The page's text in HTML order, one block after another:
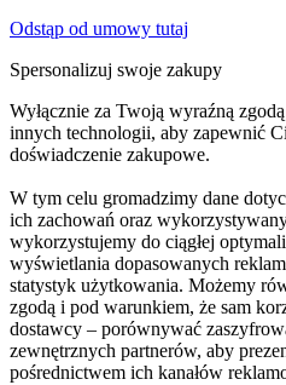
Odstąp od umowy tutaj
Spersonalizuj swoje zakupy
Wyłącznie za Twoją wyraźną
innych technologii, aby zapewnić
doświadczenie zakupowe.
W tym celu gromadzimy dane
ich zachowań oraz
wykorzystujemy do ciągłej
wyświetlania dopasowanych
statystyk użytkowania. Możemy
zgodą i pod warunkiem, że sam
dostawcy – porównywać
zewnętrznych partnerów, aby
pośrednictwem ich kanałów